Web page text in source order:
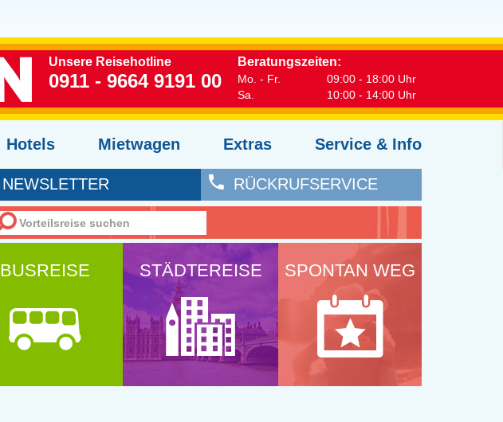
Unsere Reisehotline
0911 - 9664 9191 00
Beratungszeiten:
Mo. - Fr.
09:00 - 18:00 Uhr
Sa.
10:00 - 14:00 Uhr
Hotels Mietwagen Extras Service & Info
NEWSLETTER RÜCKRUFSERVICE
BUSREISE STÄDTEREISE SPONTAN WEG